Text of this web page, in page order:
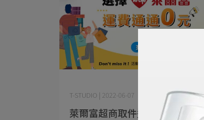
萊爾富超商取件通通享免運！
T-STUDIO | 2022-06-07